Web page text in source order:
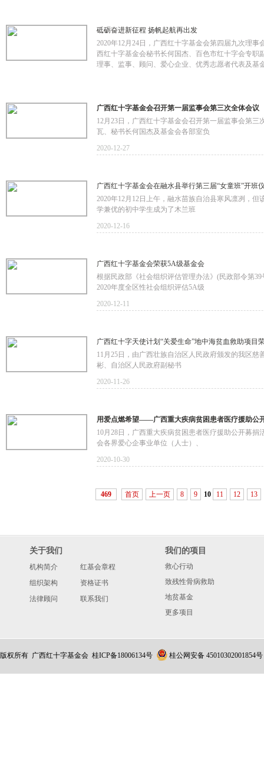
砥砺奋进新征程 扬帆起航再出发
2020年12月24日，广西红十字基金会第四届九次理
西红十字基金会秘书长何国杰、百色市红十字会专
理事、监事、顾问、爱心企业、优秀志愿者代表及基
广西红十字基金会召开第一届监事会第三次全体会议
12月23日，广西红十字基金会召开第一届监事会第
瓦、秘书长何国杰及基金会各部室负
2020-12-27
广西红十字基金会在融水县举行第三届“女童班”开班
2020年12月12日上午，融水苗族自治县寒风凛冽，
学兼优的初中学生成为了木兰班
2020-12-16
广西红十字基金会荣获5A级基金会
根据民政部《社会组织评估管理办法》(民政部令第
2020年度全区性社会组织评估5A级
2020-12-11
广西红十字天使计划“关爱生命”地中海贫血救助项目
11月25日，由广西壮族自治区人民政府颁发的我区
彬、自治区人民政府副秘书
2020-11-26
用爱点燃希望——广西重大疾病贫困患者医疗援助公
10月28日，广西重大疾病贫困患者医疗援助公开募
会各界爱心企事业单位（人士）、
2020-10-30
469 首页 上一页 8 9 10 11 12 13
关于我们
机构简介
红基会章程
组织架构
资格证书
法律顾问
联系我们
我们的项目
救心行动
致残性骨病救助
地贫基金
更多项目
版权所有 广西红十字基金会 桂ICP备18006134号 桂公网安备 45010302001854号